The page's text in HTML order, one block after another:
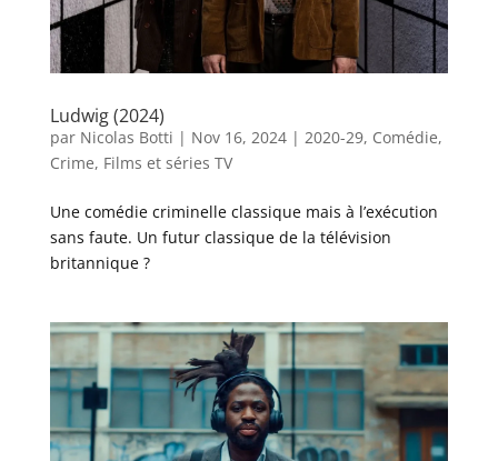
Ludwig (2024)
par Nicolas Botti | Nov 16, 2024| 2020-29, Comédie,
Crime, Films et séries TV
Une comédie criminelle classique mais à l’exécution
sans faute. Un futur classique de la télévision
britannique ?